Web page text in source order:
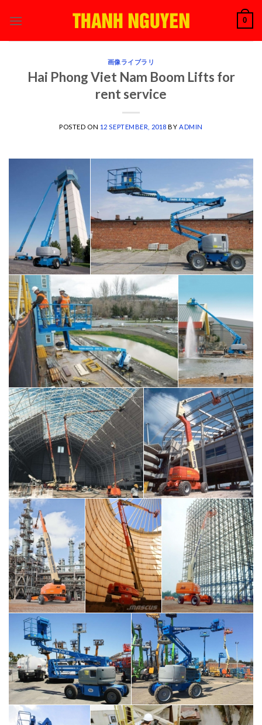
0
画像ライブラリ
Hai Phong Viet Nam Boom Lifts for
rent service
POSTED ON 12 SEPTEMBER, 2018 BY ADMIN